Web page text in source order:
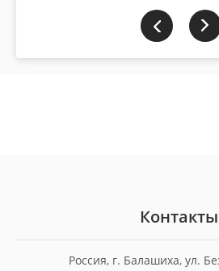
Россия, г. Балашиха, ул.